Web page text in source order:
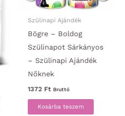
Szülinapi Ajándék
Bögre – Boldog
Szülinapot Sárkányos
– Szülinapi Ajándék
Nőknek
1372 Ft Bruttó
Kosárba teszem